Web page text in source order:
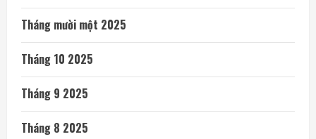
Tháng mười một 2025
Tháng 10 2025
Tháng 9 2025
Tháng 8 2025